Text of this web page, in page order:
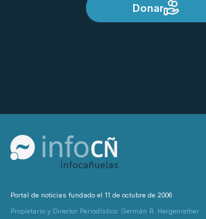
Donar
Portal de noticias fundado el 11 de octubre de 2006
Propietario y Director Periodístico: Germán R. Hergenrether